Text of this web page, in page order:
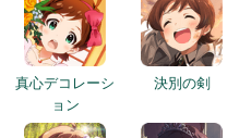
真心デコレーシ
ョン
決別の剣